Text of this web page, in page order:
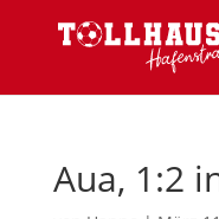
Aua, 1:2